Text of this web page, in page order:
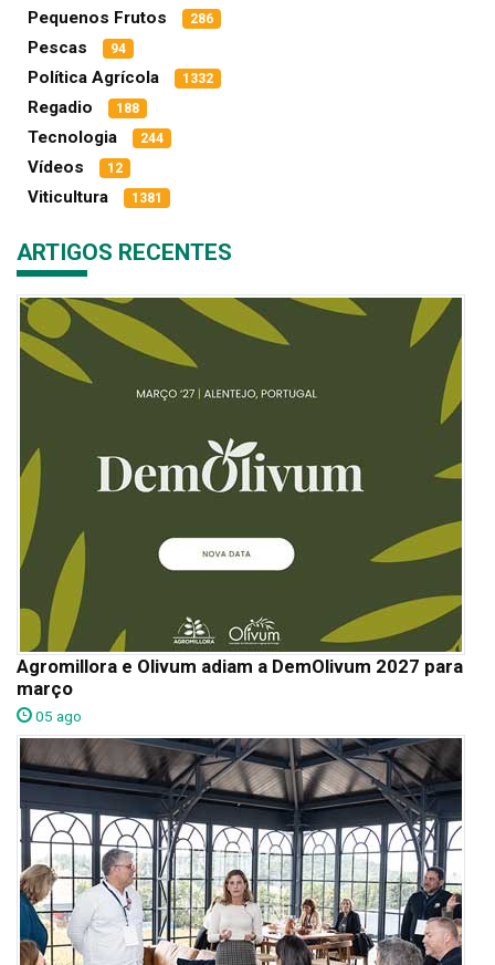
Pequenos Frutos 286
Pescas 94
Política Agrícola 1332
Regadio 188
Tecnologia 244
Vídeos 12
Viticultura 1381
ARTIGOS RECENTES
Agromillora e Olivum adiam a DemOlivum 2027 para
março
05 ago